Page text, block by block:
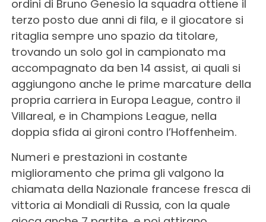
ordini di Bruno Genesio la squadra ottiene il
terzo posto due anni di fila, e il giocatore si
ritaglia sempre uno spazio da titolare,
trovando un solo gol in campionato ma
accompagnato da ben 14 assist, ai quali si
aggiungono anche le prime marcature della
propria carriera in Europa League, contro il
Villareal, e in Champions League, nella
doppia sfida ai gironi contro l’Hoffenheim.
Numeri e prestazioni in costante
miglioramento che prima gli valgono la
chiamata della Nazionale francese fresca di
vittoria ai Mondiali di Russia, con la quale